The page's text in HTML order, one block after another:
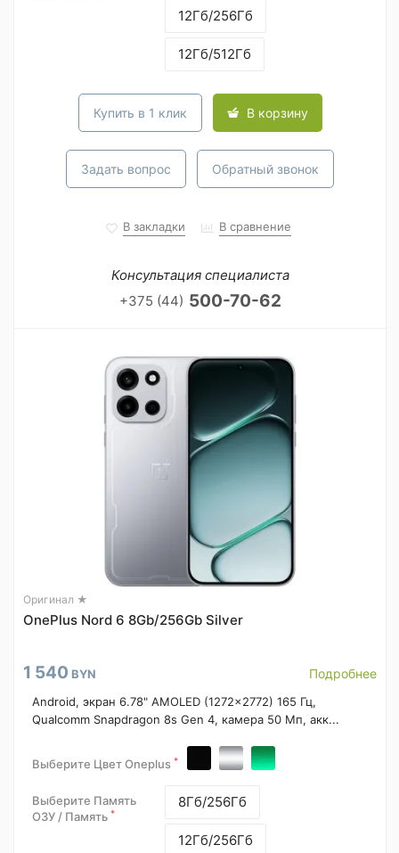
12Гб/256Гб
12Гб/512Гб
Купить в 1 клик В корзину
Задать вопрос Обратный звонок
В закладки В сравнение
Консультация специалиста
+375 (44) 500-70-62
Оригинал ★
OnePlus Nord 6 8Gb/256Gb Silver
1 540 BYN Подробнее
Android, экран 6.78" AMOLED (1272x2772) 165 Гц,
Qualcomm Snapdragon 8s Gen 4, камера 50 Мп, акк...
Выберите Цвет Oneplus *
Выберите Память
ОЗУ / Память *
8Гб/256Гб
12Гб/256Гб